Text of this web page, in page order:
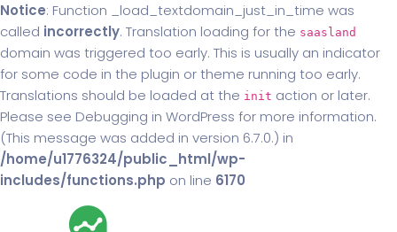
Notice: Function _load_textdomain_just_in_time was
called incorrectly. Translation loading for the saasland
domain was triggered too early. This is usually an indicator
for some code in the plugin or theme running too early.
Translations should be loaded at the init action or later.
Please see Debugging in WordPress for more information.
(This message was added in version 6.7.0.) in
/home/u1776324/public_html/wp-
includes/functions.php on line 6170